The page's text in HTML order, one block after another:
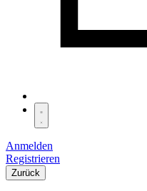
Anmelden
Registrieren
Zurück